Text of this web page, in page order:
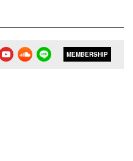
Case by The Money
MEMBERSHIP